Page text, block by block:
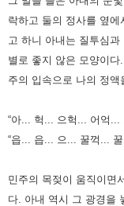
락하고 둘의 정사를 옆
고 하니 아내는 질투심과
별로 좋지 않은 모양이다.
주의 입속으로 나의 정액
“아... 헉... 으헉... 어억
“읍... 읍... 으... 꿀꺽...
민주의 목젖이 움직이면
다. 아내 역시 그 광경을